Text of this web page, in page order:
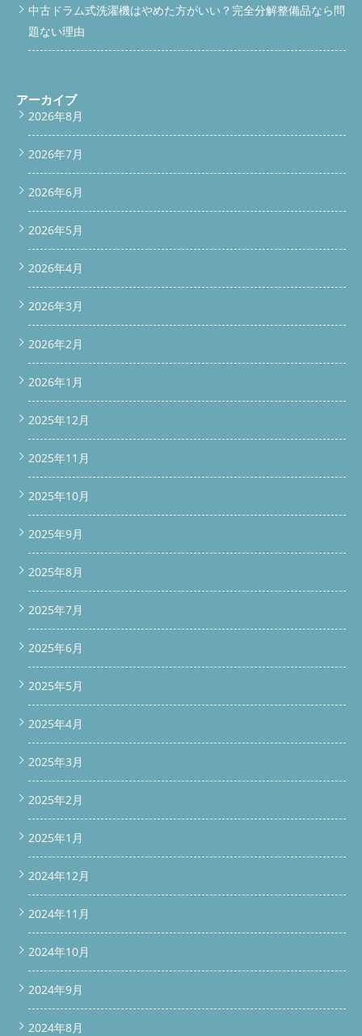
中古ドラム式洗濯機はやめた方がいい？完全分解整備品なら問
題ない理由
アーカイブ
2026年8月
2026年7月
2026年6月
2026年5月
2026年4月
2026年3月
2026年2月
2026年1月
2025年12月
2025年11月
2025年10月
2025年9月
2025年8月
2025年7月
2025年6月
2025年5月
2025年4月
2025年3月
2025年2月
2025年1月
2024年12月
2024年11月
2024年10月
2024年9月
2024年8月